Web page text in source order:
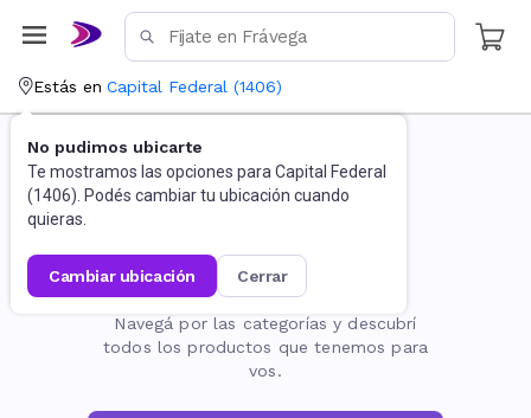
Estás en Capital Federal (1406)
No pudimos ubicarte
Te mostramos las opciones para Capital Federal
(1406). Podés cambiar tu ubicación cuando
quieras.
cambiar ubicación cerrar
La página no existe
Navegá por las categorías y descubrí
todos los productos que tenemos para
vos.